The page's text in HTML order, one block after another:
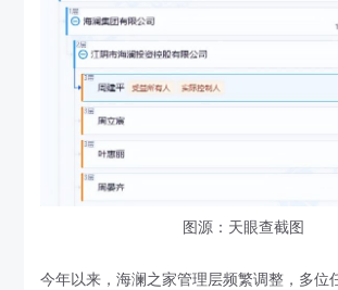
图源：天眼查截图
今年以来，海澜之家管理层频繁调整，多位